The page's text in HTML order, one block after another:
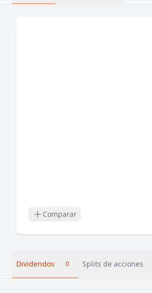
Comparar
Dividendos 0 Splits de acciones